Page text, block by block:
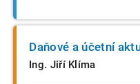
Daňové a účetní
Ing. Jiří Klíma